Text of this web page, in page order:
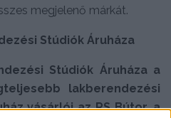
megjelenő márkát.
Stúdiók Áruháza
Stúdiók Áruháza a
lakberendezési
vásárlói az RS Bútor, a